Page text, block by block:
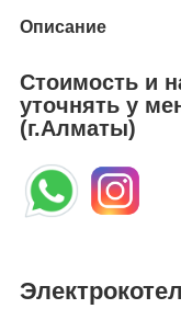
Описание
Стоимость и
уточнять у
(г.Алматы)